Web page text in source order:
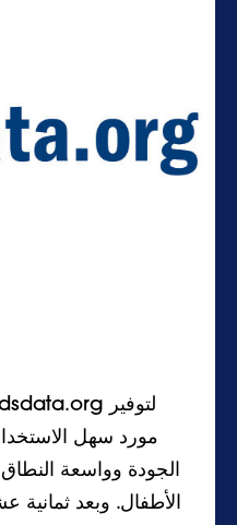
مورد سهل
الجودة وواسعة
الأطفال. وبعد